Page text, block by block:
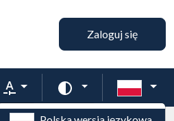
Zaloguj się
Rozmiar tekstuZmień schemat